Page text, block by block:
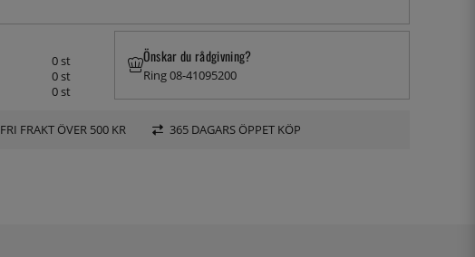
0 st
0 st
0 st
Önskar du rådgivning?
Ring 08-41095200
FRI FRAKT ÖVER 500 KR 365 DAGARS ÖPPET KÖP